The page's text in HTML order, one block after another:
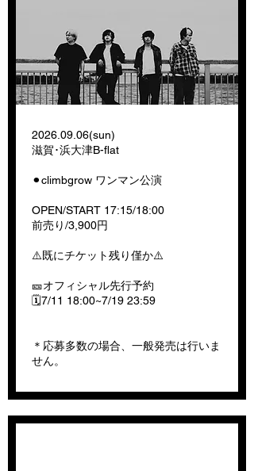
2026.09.06(sun)
滋賀･浜大津B-flat
⚫︎climbgrow ワンマン公演
OPEN/START 17:15/18:00
前売り/3,900円
⚠️既にチケット残り僅か⚠️
🎫オフィシャル先行予約
🗓️7/11 18:00~7/19 23:59
＊応募多数の場合、一般発売は行いま
せん。